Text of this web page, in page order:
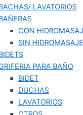
LAVATORIOS
CON
SIN HIDROMASAJE
PARA BAÑO
BIDET
DUCHAS
LAVATORIOS